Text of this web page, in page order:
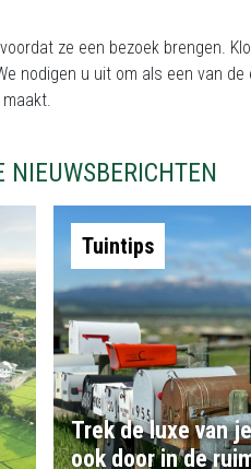
ze een bezoek brengen.
nodigen u uit om als een van
NIEUWSBERICHTEN
Tuintips
Trek de luxe van
ook door in de